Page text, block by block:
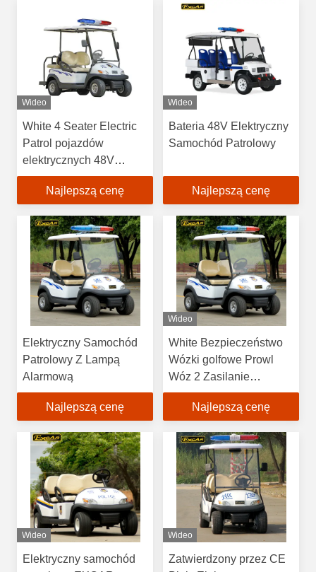
Wideo
White 4 Seater Electric
Patrol pojazdów
elektrycznych 48V
3.7KW z aluminium
Najlepszą cenę
Wideo
Bateria 48V Elektryczny
Samochód Patrolowy
Najlepszą cenę
Elektryczny Samochód
Patrolowy Z Lampą
Alarmową
Najlepszą cenę
Wideo
White Bezpieczeństwo
Wózki golfowe Prowl
Wóz 2 Zasilanie
Siedzenia Akumulatora
Najlepszą cenę
Wideo
Elektryczny samochód
Wideo
Zatwierdzony przez CE